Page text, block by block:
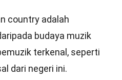
country adalah
budaya muzik
terkenal, seperti
dari negeri ini.